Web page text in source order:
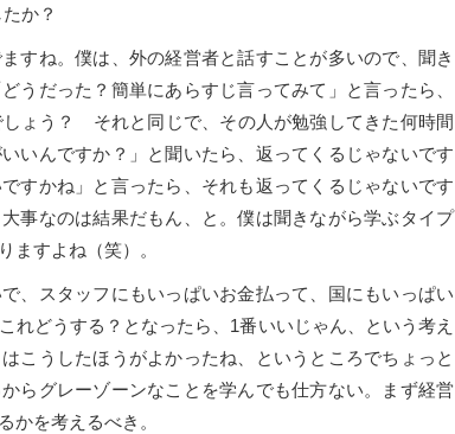
か？
すね。僕は、外の経営者と話すことが多いので、聞き
うだった？簡単にあらすじ言ってみて」と言ったら、
しょう？ それと同じで、その人が勉強してきた何時間
いんですか？」と聞いたら、返ってくるじゃないです
すかね」と言ったら、それも返ってくるじゃないです
事なのは結果だもん、と。僕は聞きながら学ぶタイプ
ますよね（笑）。
、スタッフにもいっぱいお金払って、国にもいっぱい
れどうする？となったら、1番いいじゃん、という考え
こうしたほうがよかったね、というところでちょっと
らグレーゾーンなことを学んでも仕方ない。まず経営
かを考えるべき。